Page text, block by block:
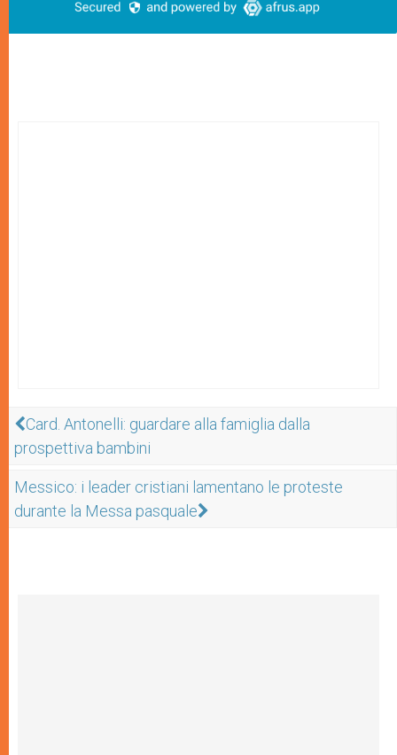
Card. Antonelli: guardare alla famiglia dalla
prospettiva bambini
Messico: i leader cristiani lamentano le proteste
durante la Messa pasquale